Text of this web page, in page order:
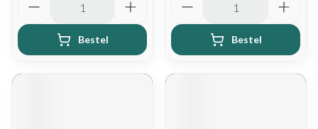
Bestel Bestel